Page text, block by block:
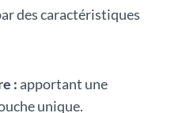
des caractéristiques
:apportant une
unique.